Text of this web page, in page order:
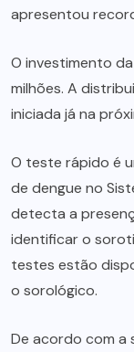
apresentou
O investimento
milhões. A
iniciada já na
O teste rápido é
de dengue no
detecta a
identificar o
testes estão
o sorológico.
De acordo com a